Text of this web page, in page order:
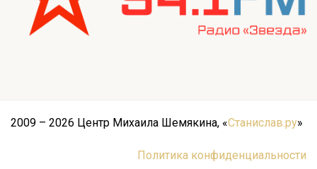
2009 – 2026 Центр Михаила Шемякина, «Станислав.ру»
Политика конфиденциальности